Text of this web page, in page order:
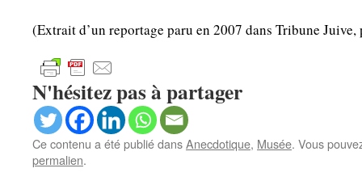
(Extrait d’un reportage paru en 2007 dans Tribune
N'hésitez pas à partager
Ce contenu a été publié dansAnecdotique, Musée. Vous
permalien.